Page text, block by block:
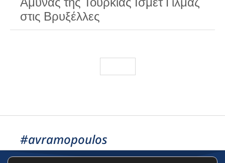
στις Βρυξέλλες
#avramopoulos